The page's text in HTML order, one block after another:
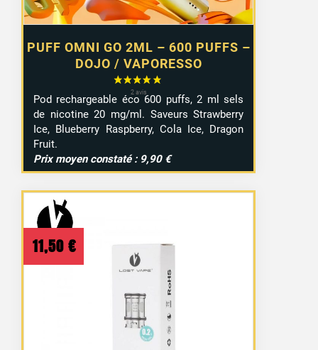
PUFF OMNI GO 2ML – 600 PUFFS –
DOJO / VAPORESSO
Pod rechargeable éco 600 puffs, 2 ml sels
de nicotine 20 mg/ml. Saveurs Strawberry
Ice, Blueberry Raspberry, Cola Ice, Dragon
Fruit.
Prix moyen constaté : 9,90 €
11,50 €